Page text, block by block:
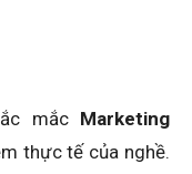
mắc Marketing
thực tế của nghề.